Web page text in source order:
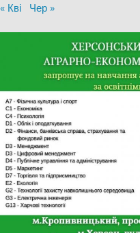
« Кві Чер »